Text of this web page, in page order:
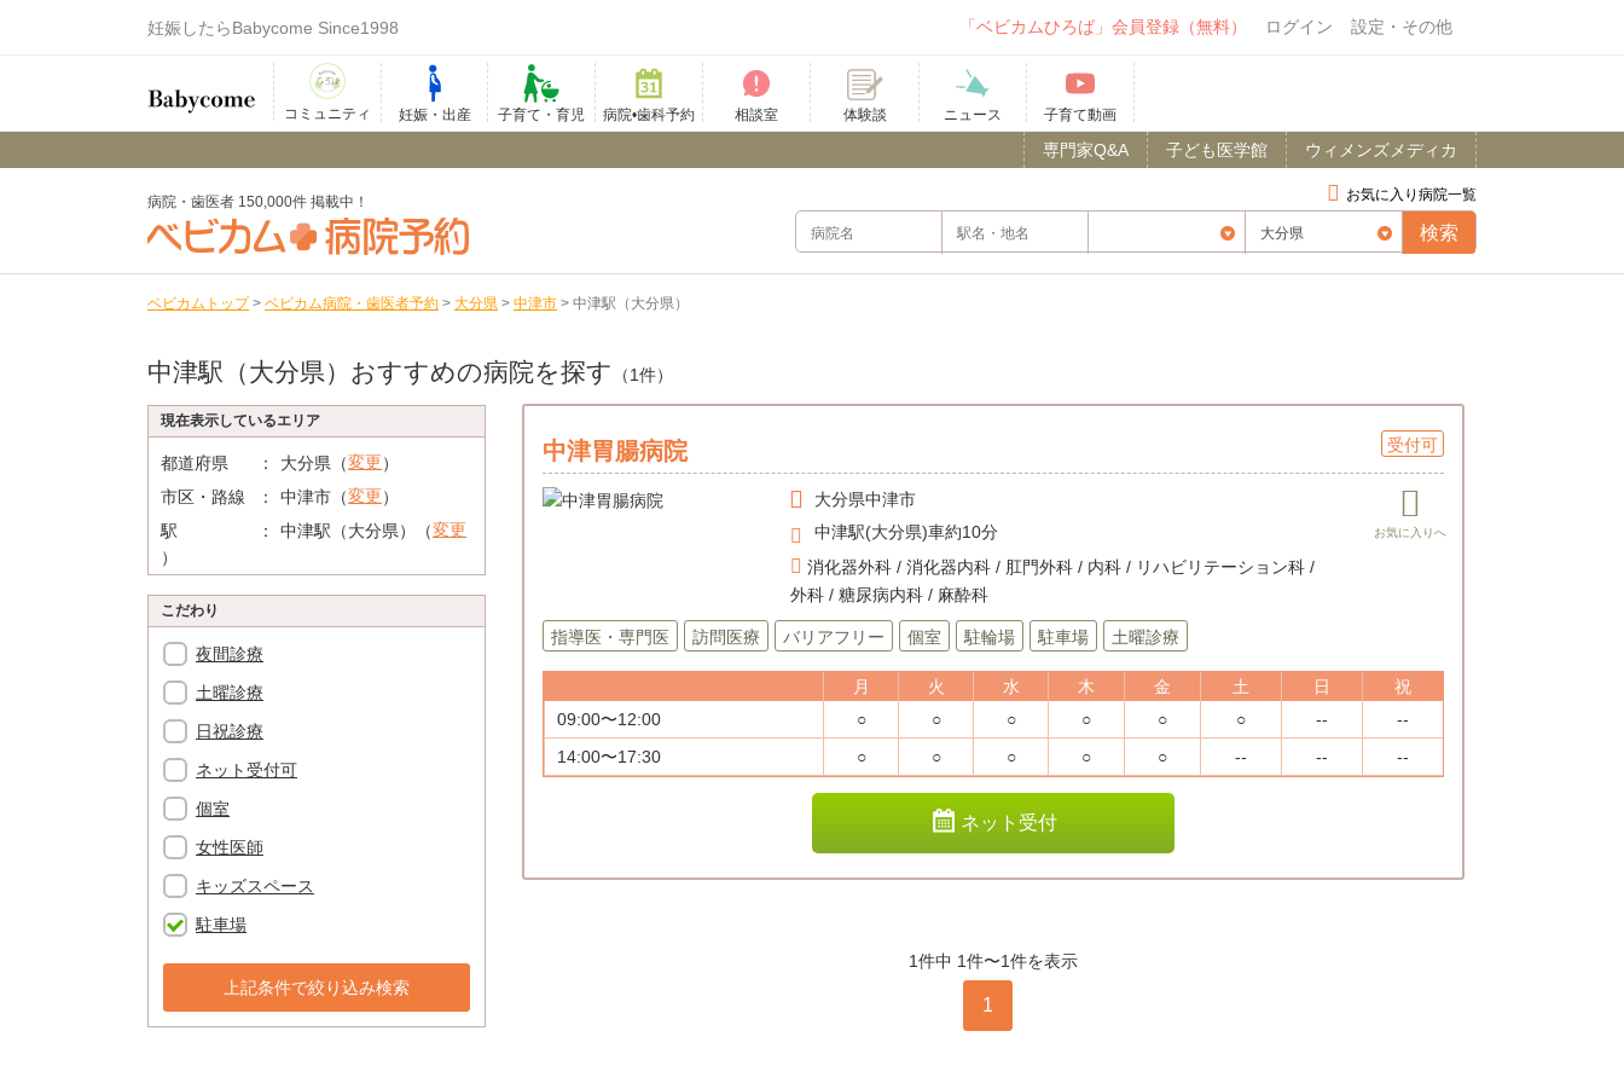
妊娠したらBabycome Since1998 「ベビカムひろば」会員登録（無料） ログイン 設定・その他
コミュニティ 妊娠・出産 子育て・育児 病院•歯科予約 相談室 体験談 ニュース 子育て動画
ウィメンズメディカ
子ども医学館
専門家Q&A
お気に入り病院一覧
病院・歯医者 150,000件 掲載中！
ベビカムトップ > ベビカム病院・歯医者予約 > 大分県 > 中津市 > 中津駅（大分県）
中津駅（大分県）おすすめの病院を探す （1件）
現在表示しているエリア
都道府県 大分県（変更）
市区・路線
中津市（変更）
駅
中津駅（大分県）（変更
）
こだわり
夜間診療
土曜診療
日祝診療
ネット受付可
個室
女性医師
キッズスペース
駐車場
上記条件で絞り込み検索
受付可
中津胃腸病院
大分県中津市
中津駅(大分県)車約10分
消化器外科 / 消化器内科 / 肛門外科 / 内科 / リハビリテーション科 /
外科 / 糖尿病内科 / 麻酔科
指導医・専門医 訪問医療 バリアフリー 個室 駐輪場 駐車場 土曜診療
月 火 水 木 金 土 日
祝
09:00〜12:00
○ ○ ○ ○ ○ ○ --
--
14:00〜17:30
○ ○ ○ ○ ○ -- -- --
ネット受付
1件中 1件〜1件を表示
1